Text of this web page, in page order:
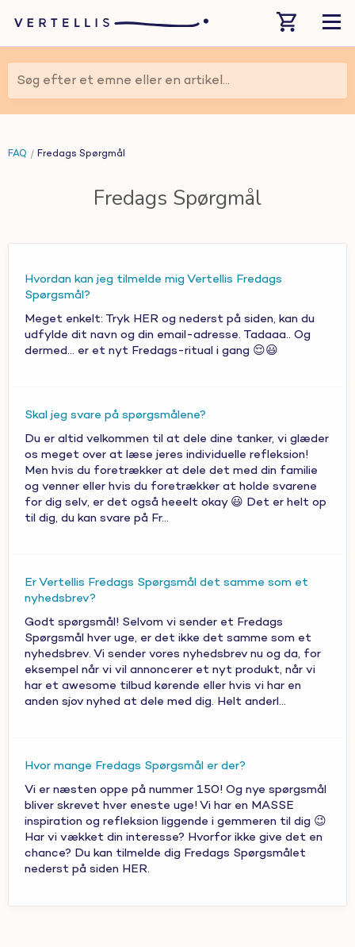
Søg efter et emne eller en artikel...
FAQ Fredags Spørgmål
Fredags Spørgmål
Hvordan kan jeg tilmelde mig Vertellis Fredags
Spørgsmål?
Meget enkelt: Tryk HER og nederst på siden, kan du
udfylde dit navn og din email-adresse. Tadaaa.. Og
dermed... er et nyt Fredags-ritual i gang 😌😃
Skal jeg svare på spørgsmålene?
Du er altid velkommen til at dele dine tanker, vi glæder
os meget over at læse jeres individuelle refleksion!
Men hvis du foretrækker at dele det med din familie
og venner eller hvis du foretrækker at holde svarene
for dig selv, er det også heeelt okay 😃 Det er helt op
til dig, du kan svare på Fr...
Er Vertellis Fredags Spørgsmål det samme som et
nyhedsbrev?
Godt spørgsmål! Selvom vi sender et Fredags
Spørgsmål hver uge, er det ikke det samme som et
nyhedsbrev. Vi sender vores nyhedsbrev nu og da, for
eksempel når vi vil annoncerer et nyt produkt, når vi
har et awesome tilbud kørende eller hvis vi har en
anden sjov nyhed at dele med dig. Helt anderl...
Hvor mange Fredags Spørgsmål er der?
Vi er næsten oppe på nummer 150! Og nye spørgsmål
bliver skrevet hver eneste uge! Vi har en MASSE
inspiration og refleksion liggende i gemmeren til dig 😉
Har vi vækket din interesse? Hvorfor ikke give det en
chance? Du kan tilmelde dig Fredags Spørgsmålet
nederst på siden HER.